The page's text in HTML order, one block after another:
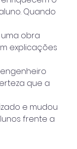
Quando
obra
explicações
que a
e mudou
frente a